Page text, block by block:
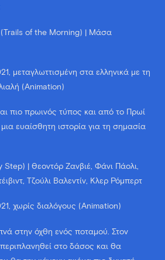
(Trails of the Morning) | Μάσα
μεταγλωττισμένη στα ελληνικά με τη
(Animation)
πιο πρωινός τύπος και από το Πρωί
μια ευαίσθητη ιστορία για τη σημασία
| Θεοντόρ Ζανβιέ, Φάνι Πάολι,
Τζούλι Βαλεντίν, Κλερ Ρόμπερτ
χωρίς διαλόγους (Animation)
στην όχθη ενός ποταμού. Στον
στο δάσος και θα